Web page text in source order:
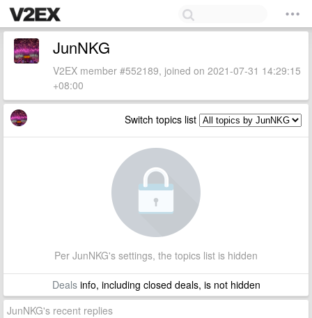
JunNKG
V2EX member #552189, joined on 2021-07-31 14:29:15
+08:00
Switch topics list
Per JunNKG's settings, the topics list is hidden
Dealsinfo, including closed deals, is not hidden
JunNKG's recent replies